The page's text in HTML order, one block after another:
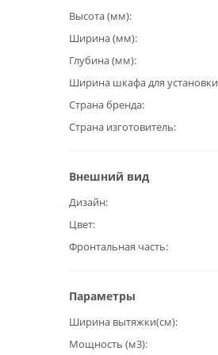
Высота (мм)
Ширина (мм)
Глубина (мм)
Ширина шкафа для установки
Страна бренда
Страна изготовитель
Внешний вид
Дизайн
Цвет
Фронтальная часть
Параметры
Ширина вытяжки(см)
Мощность (м3)